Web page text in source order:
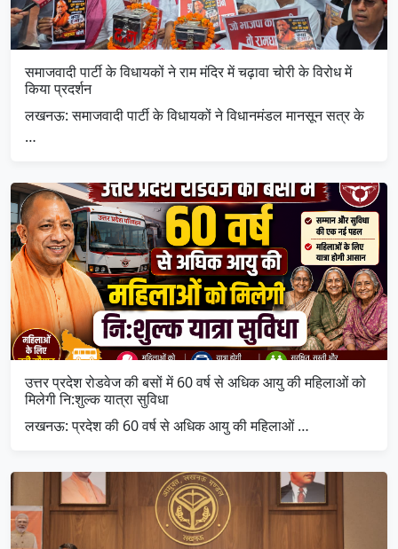
समाजवादी पार्टी के विधायकों ने राम मंदिर में चढ़ावा चोरी के विरोध में
किया प्रदर्शन
लखनऊ: समाजवादी पार्टी के विधायकों ने विधानमंडल मानसून सत्र के
…
उत्तर प्रदेश रोडवेज की बसों में 60 वर्ष से अधिक आयु की महिलाओं को
मिलेगी नि:शुल्क यात्रा सुविधा
लखनऊ: प्रदेश की 60 वर्ष से अधिक आयु की महिलाओं …